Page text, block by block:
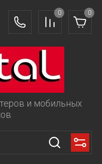
0 0
и мобильных